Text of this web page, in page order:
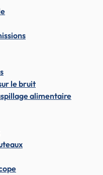
le bruit
alimentaire